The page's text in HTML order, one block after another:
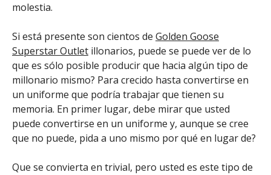
molestia.
Si está presente son cientos de Golden Goose
Superstar Outlet illonarios, puede se puede ver de lo
que es sólo posible producir que hacia algún tipo de
millonario mismo? Para crecido hasta convertirse en
un uniforme que podría trabajar que tienen su
memoria. En primer lugar, debe mirar que usted
puede convertirse en un uniforme y, aunque se cree
que no puede, pida a uno mismo por qué en lugar de?
Que se convierta en trivial, pero usted es este tipo de